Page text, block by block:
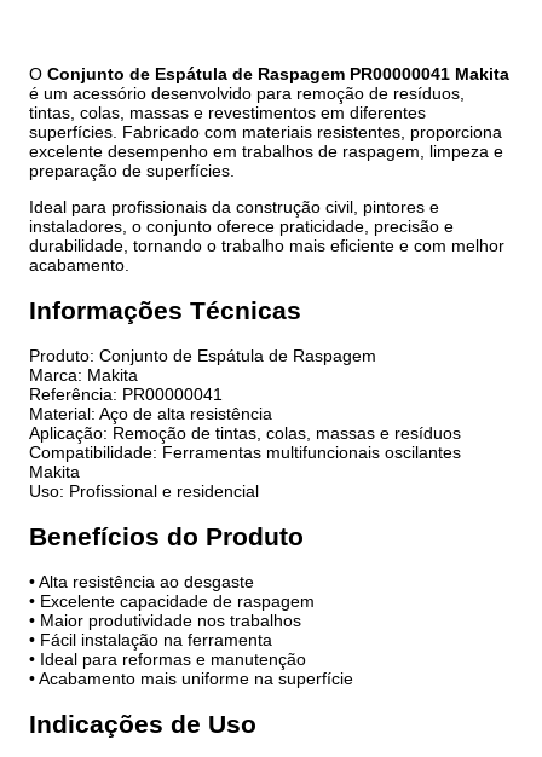
OConjunto de Espátula de Raspagem PR00000041 Makita
é um acessório desenvolvido para remoção de resíduos,
tintas, colas, massas e revestimentos em diferentes
superfícies. Fabricado com materiais resistentes, proporciona
excelente desempenho em trabalhos de raspagem, limpeza e
preparação de superfícies.
Ideal para profissionais da construção civil, pintores e
instaladores, o conjunto oferece praticidade, precisão e
durabilidade, tornando o trabalho mais eficiente e com melhor
acabamento.
Informações Técnicas
Produto: Conjunto de Espátula de Raspagem
Marca: Makita
Referência: PR00000041
Material: Aço de alta resistência
Aplicação: Remoção de tintas, colas, massas e resíduos
Compatibilidade: Ferramentas multifuncionais oscilantes
Makita
Uso: Profissional e residencial
Benefícios do Produto
• Alta resistência ao desgaste
• Excelente capacidade de raspagem
• Maior produtividade nos trabalhos
• Fácil instalação na ferramenta
• Ideal para reformas e manutenção
• Acabamento mais uniforme na superfície
Indicações de Uso